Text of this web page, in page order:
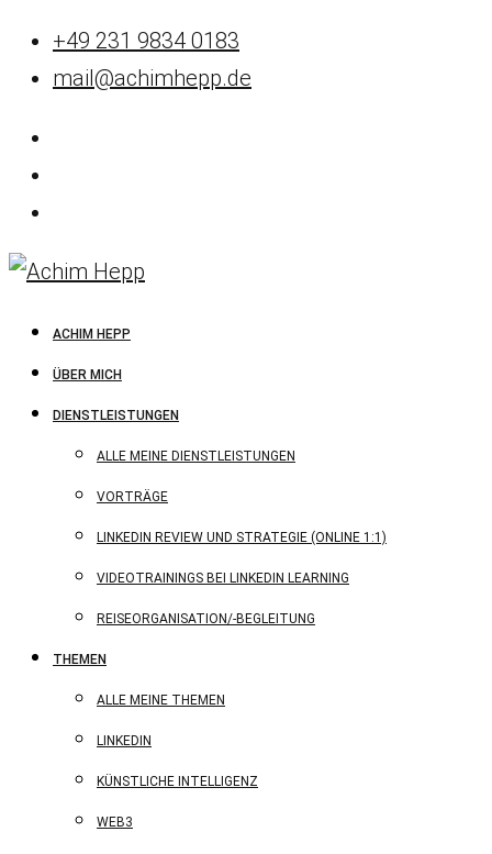
+49 231 9834 0183
mail@achimhepp.de
ACHIM HEPP
ÜBER MICH
DIENSTLEISTUNGEN
ALLE MEINE DIENSTLEISTUNGEN
VORTRÄGE
LINKEDIN REVIEW UND STRATEGIE (ONLINE 1:1)
VIDEOTRAININGS BEI LINKEDIN LEARNING
REISEORGANISATION/-BEGLEITUNG
THEMEN
ALLE MEINE THEMEN
LINKEDIN
KÜNSTLICHE INTELLIGENZ
WEB3